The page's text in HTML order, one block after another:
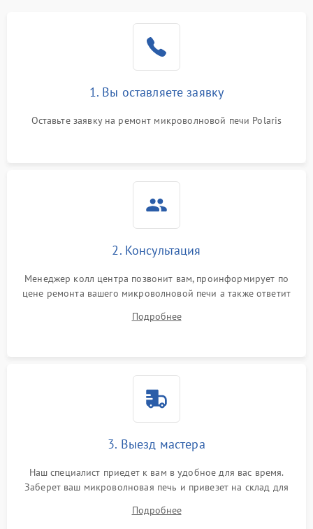
1. Вы оставляете заявку
Оставьте заявку на ремонт микроволновой печи Polaris
2. Консультация
Менеджер колл центра позвонит вам, проинформирует по
цене ремонта вашего микроволновой печи а также ответит
Подробнее
3. Выезд мастера
Наш специалист приедет к вам в удобное для вас время.
Заберет ваш микроволновая печь и привезет на склад для
Подробнее